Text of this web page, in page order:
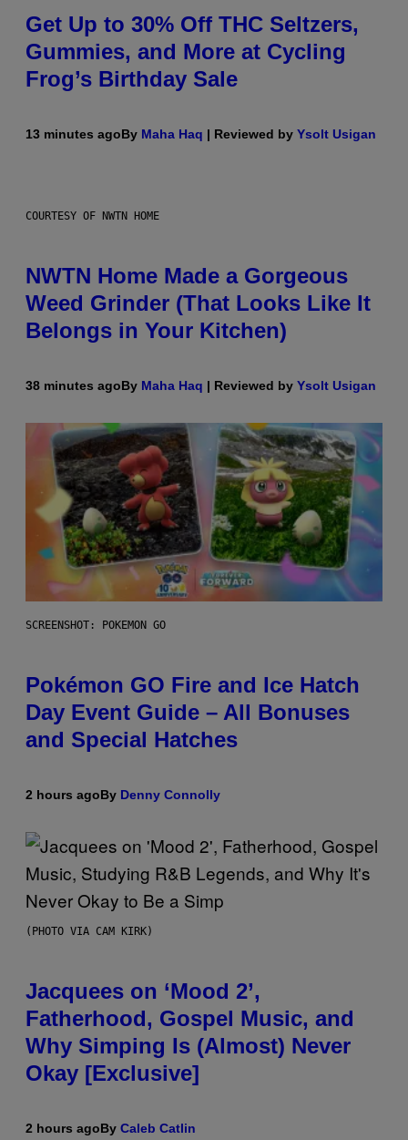
Get Up to 30% Off THC Seltzers,
Gummies, and More at Cycling
Frog’s Birthday Sale
13 minutes agoBy Maha Haq | Reviewed by Ysolt Usigan
COURTESY OF NWTN HOME
NWTN Home Made a Gorgeous
Weed Grinder (That Looks Like It
Belongs in Your Kitchen)
38 minutes agoBy Maha Haq | Reviewed by Ysolt Usigan
SCREENSHOT: POKEMON GO
Pokémon GO Fire and Ice Hatch
Day Event Guide – All Bonuses
and Special Hatches
2 hours agoBy Denny Connolly
(PHOTO VIA CAM KIRK)
Jacquees on ‘Mood 2’,
Fatherhood, Gospel Music, and
Why Simping Is (Almost) Never
Okay [Exclusive]
2 hours agoBy Caleb Catlin